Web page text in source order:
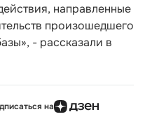
направленные
произошедшего
- рассказали в
на